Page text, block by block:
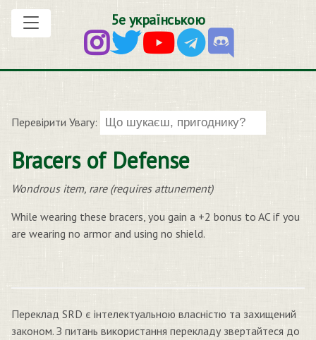
5е українською
Перевірити Увагу:
Bracers of Defense
Wondrous item, rare (requires attunement)
While wearing these bracers, you gain a +2 bonus to AC if you
are wearing no armor and using no shield.
Переклад SRD є інтелектуальною власністю та захищений
законом. З питань використання перекладу звертайтеся до